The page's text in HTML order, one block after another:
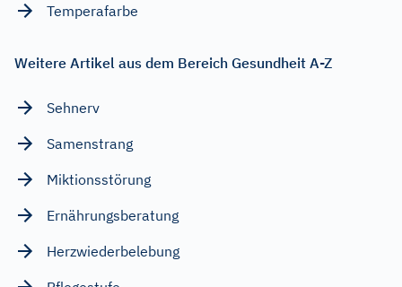
Temperafarbe
Weitere Artikel aus dem Bereich Gesundheit A-Z
Sehnerv
Samenstrang
Miktionsstörung
Ernährungsberatung
Herzwiederbelebung